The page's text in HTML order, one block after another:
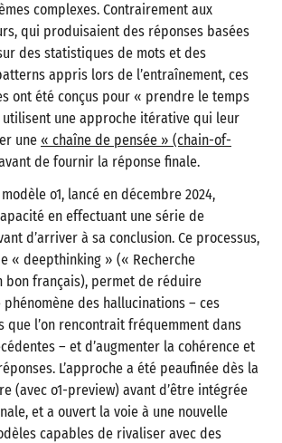
complexes. Contrairement aux
qui produisaient des réponses basées
des statistiques de mots et des
appris lors de l’entraînement, ces
ont été conçus pour « prendre le temps
une approche itérative qui leur
une « chaîne de pensée » (chain-of-
de fournir la réponse finale.
o1, lancé en décembre 2024,
en effectuant une série de
d’arriver à sa conclusion. Ce processus,
« deepthinking » (« Recherche
bon français), permet de réduire
des hallucinations – ces
que l’on rencontrait fréquemment dans
– et d’augmenter la cohérence et
L’approche a été peaufinée dès la
(avec o1-preview) avant d’être intégrée
et a ouvert la voie à une nouvelle
capables de rivaliser avec des